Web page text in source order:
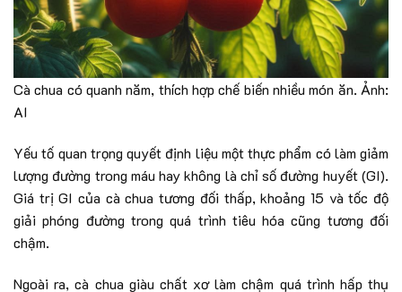
Cà chua có quanh năm, thích hợp chế biến nhiều món ăn. Ảnh:
AI
Yếu tố quan trọng quyết định liệu một thực phẩm có làm giảm
lượng đường trong máu hay không là chỉ số đường huyết (GI).
Giá trị GI của cà chua tương đối thấp, khoảng 15 và tốc độ
giải phóng đường trong quá trình tiêu hóa cũng tương đối
chậm.
Ngoài ra, cà chua giàu chất xơ làm chậm quá trình hấp thụ